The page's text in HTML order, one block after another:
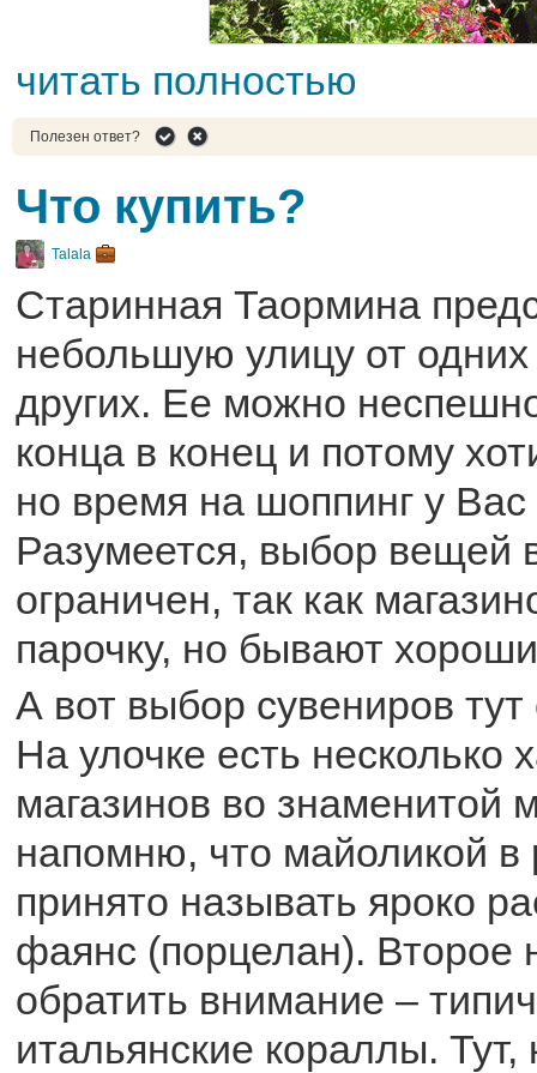
читать полностью
Полезен ответ?
Что купить?
Talala
Старинная Таормина
небольшую улицу от
других. Ее можно
конца в конец и потому
но время на шоппинг у Вас
Разумеется, выбор вещей
ограничен, так как
парочку, но бывают
А вот выбор сувениров
На улочке есть несколько
магазинов во знаменитой
напомню, что майоликой в
принято называть яроко
фаянс (порцелан). Второе
обратить внимание –
итальянские кораллы. Тут,